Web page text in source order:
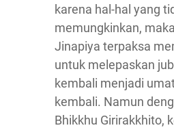
karena hal-hal yang
memungkinkan,
Jinapiya terpaksa
untuk melepaskan
kembali menjadi
kembali. Namun
Bhikkhu Girirakkhito,